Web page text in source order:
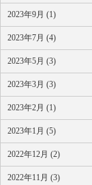
2023年9月 (1)
2023年7月 (4)
2023年5月 (3)
2023年3月 (3)
2023年2月 (1)
2023年1月 (5)
2022年12月 (2)
2022年11月 (3)